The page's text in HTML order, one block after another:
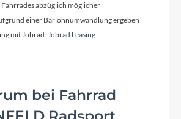
abzüglich möglicher
einer Barlohnumwandlung ergeben
mit Jobrad:Jobrad Leasing
bei Fahrrad